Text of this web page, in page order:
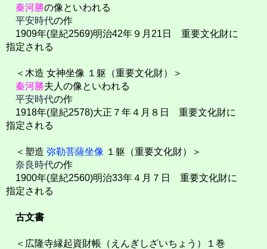
秦河勝の像といわれる
平安時代の作
1909年(皇紀2569)明治42年９月21日 重要文化財に
指定される
＜木造 女神坐像 １躯（重要文化財）＞
秦河勝夫人の像といわれる
平安時代の作
1918年(皇紀2578)大正７年４月８日 重要文化財に
指定される
＜塑造 弥勒菩薩坐像 １躯（重要文化財）＞
奈良時代の作
1900年(皇紀2560)明治33年４月７日 重要文化財に
指定される
古文書
＜広隆寺縁起資財帳（えんぎしざいちょう）１巻